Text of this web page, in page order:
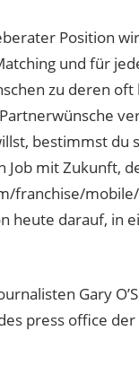
Position
und für
zu deren
bestimmst du
Job mit Zukunft,
franchise/mobile/
heute darauf, in
Gary
press office